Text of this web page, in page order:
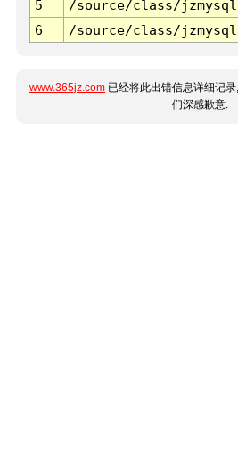
5
/source/class/
6
/source/class/
www.365jz.com 已经将此出错信息详细记
们深感歉意.